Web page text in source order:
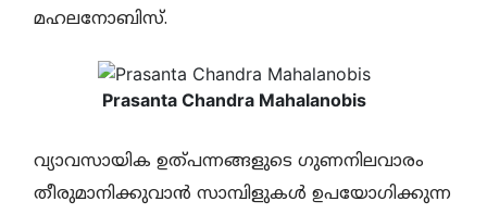
മഹലനോബിസ്.
Prasanta Chandra Mahalanobis
വ്യാവസായിക ഉത്പന്നങ്ങളുടെ ഗുണനിലവാരം
തീരുമാനിക്കുവാന്‍ സാമ്പിളുകള്‍ ഉപയോഗിക്കുന്ന